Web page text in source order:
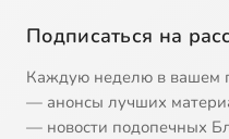
Подписаться на
Каждую неделю в вашем
— анонсы лучших
— новости подопечных